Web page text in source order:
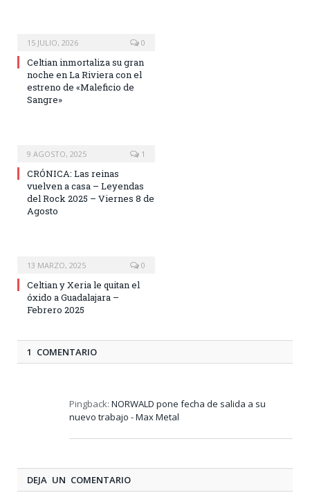
15 JULIO, 2026 0
Celtian inmortaliza su gran
noche en La Riviera con el
estreno de «Maleficio de
Sangre»
9 AGOSTO, 2025 1
CRÓNICA: Las reinas
vuelven a casa – Leyendas
del Rock 2025 – Viernes 8 de
Agosto
13 MARZO, 2025 0
Celtian y Xeria le quitan el
óxido a Guadalajara –
Febrero 2025
1 COMENTARIO
Pingback: NORWALD pone fecha de salida a su
nuevo trabajo - Max Metal
DEJA UN COMENTARIO